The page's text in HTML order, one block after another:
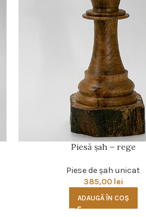
Piesă şah – rege
Piese de şah unicat
385,00 lei
ADAUGĂ ÎN COȘ